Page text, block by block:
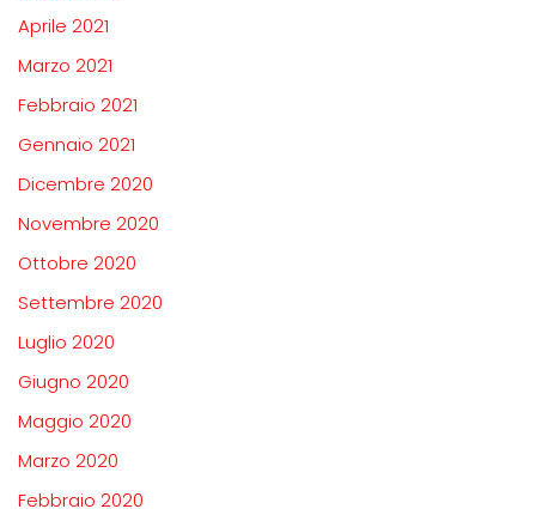
Aprile 2021
Marzo 2021
Febbraio 2021
Gennaio 2021
Dicembre 2020
Novembre 2020
Ottobre 2020
Settembre 2020
Luglio 2020
Giugno 2020
Maggio 2020
Marzo 2020
Febbraio 2020